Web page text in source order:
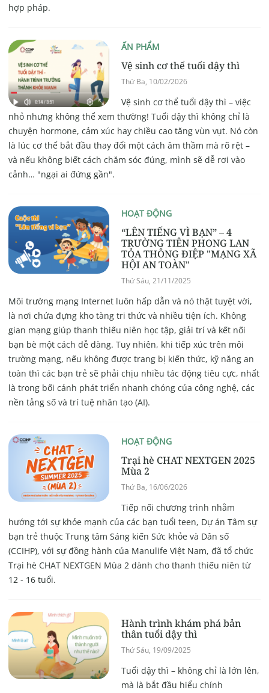
hợp pháp.
ẤN PHẨM
Vệ sinh cơ thể tuổi dậy thì
Thứ Ba, 10/02/2026
Vệ sinh cơ thể tuổi dậy thì – việc
nhỏ nhưng không thể xem thường! Tuổi dậy thì không chỉ là
chuyện hormone, cảm xúc hay chiều cao tăng vùn vụt. Nó còn
là lúc cơ thể bắt đầu thay đổi một cách âm thầm mà rõ rệt –
và nếu không biết cách chăm sóc đúng, mình sẽ dễ rơi vào
cảnh… "ngại ai đứng gần".
HOẠT ĐỘNG
“LÊN TIẾNG VÌ BẠN” – 4
TRƯỜNG TIÊN PHONG LAN
TỎA THÔNG ĐIỆP "MẠNG XÃ
HỘI AN TOÀN"
Thứ Sáu, 21/11/2025
Môi trường mạng Internet luôn hấp dẫn và nó thật tuyệt vời,
là nơi chứa đựng kho tàng tri thức và nhiều tiện ích. Không
gian mạng giúp thanh thiếu niên học tập, giải trí và kết nối
bạn bè một cách dễ dàng. Tuy nhiên, khi tiếp xúc trên môi
trường mạng, nếu không được trang bị kiến thức, kỹ năng an
toàn thì các bạn trẻ sẽ phải chịu nhiều tác động tiêu cực, nhất
là trong bối cảnh phát triển nhanh chóng của công nghệ, các
nền tảng số và trí tuệ nhân tạo (AI).
HOẠT ĐỘNG
Trại hè CHAT NEXTGEN 2025
Mùa 2
Thứ Ba, 16/06/2026
Tiếp nối chương trình nhằm
hướng tới sự khỏe mạnh của các bạn tuổi teen, Dự án Tâm sự
bạn trẻ thuộc Trung tâm Sáng kiến Sức khỏe và Dân số
(CCIHP), với sự đồng hành của Manulife Việt Nam, đã tổ chức
Trại hè CHAT NEXTGEN Mùa 2 dành cho thanh thiếu niên từ
12 - 16 tuổi.
Hành trình khám phá bản
thân tuổi dậy thì
Thứ Sáu, 19/09/2025
Tuổi dậy thì – không chỉ là lớn lên,
mà là bắt đầu hiểu chính